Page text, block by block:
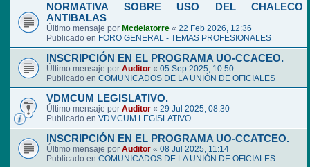
NORMATIVA SOBRE USO DEL CHALECO
ANTIBALAS
Último mensaje por Mcdelatorre « 22 Feb 2026, 12:36
Publicado en FORO GENERAL - TEMAS PROFESIONALES
INSCRIPCIÓN EN EL PROGRAMA UO-CCACEO.
Último mensaje por Auditor « 05 Sep 2025, 10:50
Publicado en COMUNICADOS DE LA UNIÓN DE OFICIALES
VDMCUM LEGISLATIVO.
Último mensaje por Auditor « 29 Jul 2025, 08:30
Publicado en VDMCUM LEGISLATIVO.
INSCRIPCIÓN EN EL PROGRAMA UO-CCATCEO.
Último mensaje por Auditor « 08 Jul 2025, 11:14
Publicado en COMUNICADOS DE LA UNIÓN DE OFICIALES